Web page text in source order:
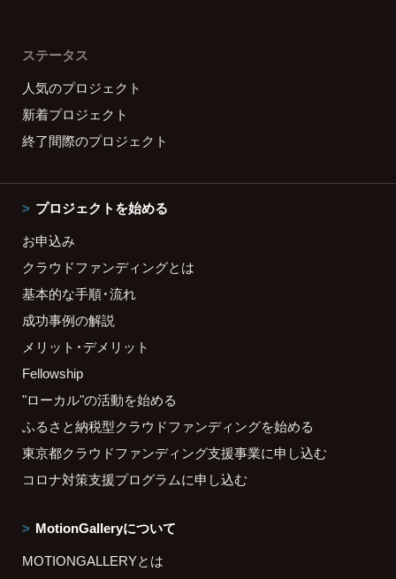
ステータス
人気のプロジェクト
新着プロジェクト
終了間際のプロジェクト
プロジェクトを始める
お申込み
クラウドファンディングとは
基本的な手順・流れ
成功事例の解説
メリット・デメリット
Fellowship
"ローカル"の活動を始める
ふるさと納税型クラウドファンディングを始める
東京都クラウドファンディング支援事業に申し込む
コロナ対策支援プログラムに申し込む
MotionGalleryについて
MOTIONGALLERYとは